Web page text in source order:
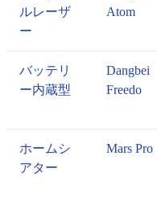
ルレーザ
ー
Atom
バッテリ
ー内蔵型
Dangbei
Freedo
ホームシ
アター
Mars Pro